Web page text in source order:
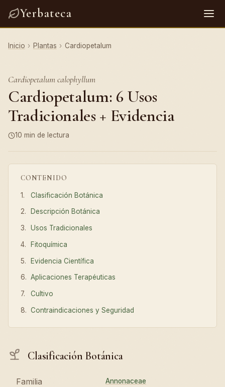
Yerbateca
Inicio › Plantas › Cardiopetalum
Cardiopetalum calophyllum
Cardiopetalum: 6 Usos
Tradicionales + Evidencia
10 min de lectura
CONTENIDO
Clasificación Botánica
Descripción Botánica
Usos Tradicionales
Fitoquímica
Evidencia Científica
Aplicaciones Terapéuticas
Cultivo
Contraindicaciones y Seguridad
Clasificación Botánica
Familia Annonaceae